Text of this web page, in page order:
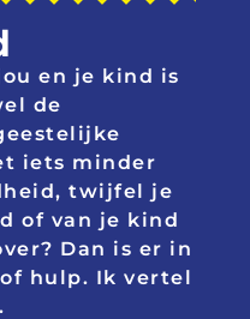
en je kind is
de
iets minder
twijfel je
of van je kind
Dan is er in
hulp. Ik vertel